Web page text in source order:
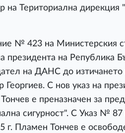
на Териториална
№ 423 на Министерския
президента на Република
на ДАНС до
Георгиев. С нов указ на
е преназначен за
сигурност". С Указ № 87
г. Пламен Тончев е